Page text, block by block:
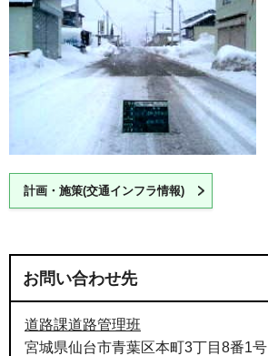
計画・施策(交通インフラ情報)
お問い合わせ先
道路課道路管理班
宮城県仙台市青葉区本町3丁目8番1号